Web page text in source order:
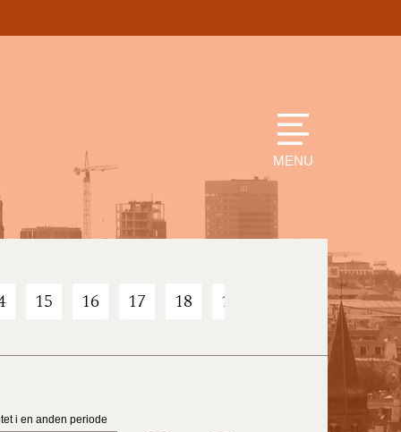
MENU
15 16 17 18 19 21 22
i en anden periode